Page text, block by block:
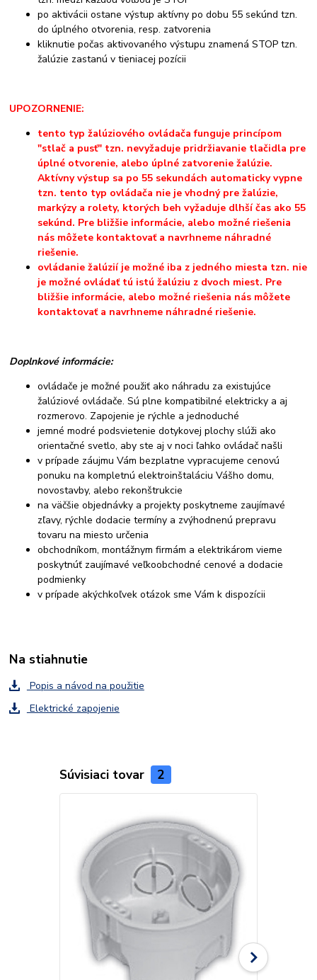
po aktivácii ostane výstup aktívny po dobu 55 sekúnd tzn.
do úplného otvorenia, resp. zatvorenia
kliknutie počas aktivovaného výstupu znamená STOP tzn.
žalúzie zastanú v tieniacej pozícii
UPOZORNENIE:
tento typ žalúziového ovládača funguje princípom
"stlač a pusť" tzn. nevyžaduje pridržiavanie tlačidla pre
úplné otvorenie, alebo úplné zatvorenie žalúzie.
Aktívny výstup sa po 55 sekundách automaticky vypne
tzn. tento typ ovládača nie je vhodný pre žalúzie,
markýzy a rolety, ktorých beh vyžaduje dlhší čas ako 55
sekúnd. Pre bližšie informácie, alebo možné riešenia
nás môžete kontaktovať a navrhneme náhradné
riešenie.
ovládanie žalúzií je možné iba z jedného miesta tzn. nie
je možné ovládať tú istú žalúziu z dvoch miest. Pre
bližšie informácie, alebo možné riešenia nás môžete
kontaktovať a navrhneme náhradné riešenie.
Doplnkové informácie:
ovládače je možné použiť ako náhradu za existujúce
žalúziové ovládače. Sú plne kompatibilné elektricky a aj
rozmerovo. Zapojenie je rýchle a jednoduché
jemné modré podsvietenie dotykovej plochy slúži ako
orientačné svetlo, aby ste aj v noci ľahko ovládač našli
v prípade záujmu Vám bezplatne vypracujeme cenovú
ponuku na kompletnú elektroinštaláciu Vášho domu,
novostavby, alebo rekonštrukcie
na väčšie objednávky a projekty poskytneme zaujímavé
zľavy, rýchle dodacie termíny a zvýhodnenú prepravu
tovaru na miesto určenia
obchodníkom, montážnym firmám a elektrikárom vieme
poskytnúť zaujímavé veľkoobchodné cenové a dodacie
podmienky
v prípade akýchkoľvek otázok sme Vám k dispozícii
Na stiahnutie
Popis a návod na použitie
Elektrické zapojenie
Súvisiaci tovar 2